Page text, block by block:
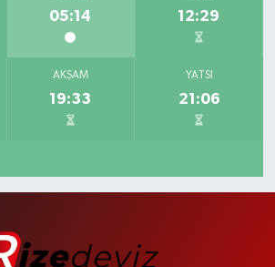
05:14 12:29
AKŞAM
19:33
YATSI
21:06